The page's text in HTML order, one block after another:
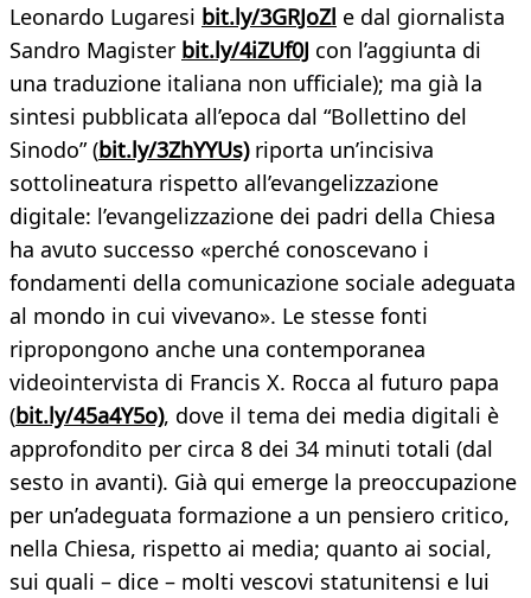
Leonardo Lugaresi bit.ly/3GRJoZl e dal giornalista
Sandro Magister bit.ly/4iZUf0J con l’aggiunta di
una traduzione italiana non ufficiale); ma già la
sintesi pubblicata all’epoca dal “Bollettino del
Sinodo” (bit.ly/3ZhYYUs)riporta un’incisiva
sottolineatura rispetto all’evangelizzazione
digitale: l’evangelizzazione dei padri della Chiesa
ha avuto successo «perché conoscevano i
fondamenti della comunicazione sociale adeguata
al mondo in cui vivevano». Le stesse fonti
ripropongono anche una contemporanea
videointervista di Francis X. Rocca al futuro papa
(bit.ly/45a4Y5o), dove il tema dei media digitali è
approfondito per circa 8 dei 34 minuti totali (dal
sesto in avanti). Già qui emerge la preoccupazione
per un’adeguata formazione a un pensiero critico,
nella Chiesa, rispetto ai media; quanto ai social,
sui quali – dice – molti vescovi statunitensi e lui